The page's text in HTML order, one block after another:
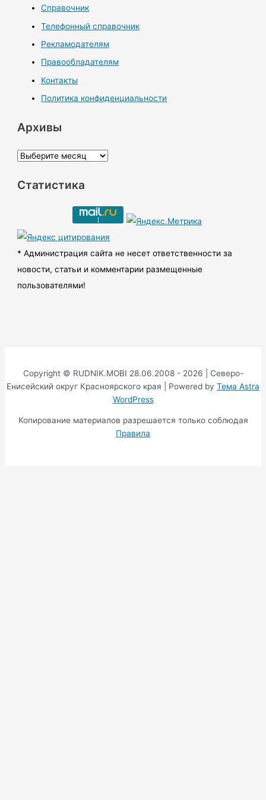
Справочник
Телефонный справочник
Рекламодателям
Правообладателям
Контакты
Политика конфиденциальности
Архивы
А
х
ы
Статистика
* Администрация сайта не несет ответственности за
новости, статьи и комментарии размещенные
пользователями!
Copyright © RUDNIK.MOBI 28.06.2008 - 2026 | Северо-
Енисейский округ Красноярского края | Powered by Тема Astra
WordPress
Копирование материалов разрешается только соблюдая
Правила